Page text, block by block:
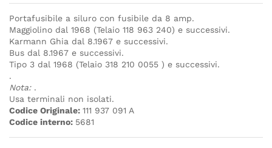
Portafusibile a siluro con fusibile da 8 amp.
Maggiolino dal 1968 (Telaio 118 963 240) e successivi.
Karmann Ghia dal 8.1967 e successivi.
Bus dal 8.1967 e successivi.
Tipo 3 dal 1968 (Telaio 318 210 0055 ) e successivi.
.
Nota: .
Usa terminali non isolati.
Codice Originale: 111 937 091 A
Codice interno: 5681